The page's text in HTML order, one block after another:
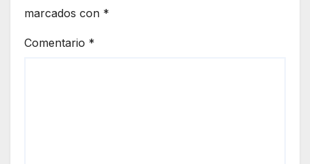
marcados con *
Comentario *